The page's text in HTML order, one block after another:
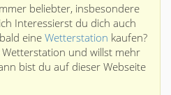
beliebter, insbesondere
Interessierst du dich auch
eine Wetterstation kaufen?
und willst mehr
bist du auf dieser Webseite